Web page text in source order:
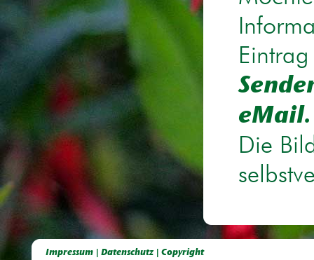
eMail.
Die
Impressum | Datenschutz | Copyright